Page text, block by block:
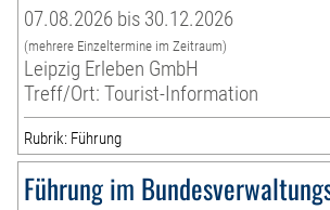
07.08.2026 bis 30.12.2026
(mehrere Einzeltermine im Zeitraum)
Leipzig Erleben GmbH
Treff/Ort: Tourist-Information
Rubrik: Führung
Führung im